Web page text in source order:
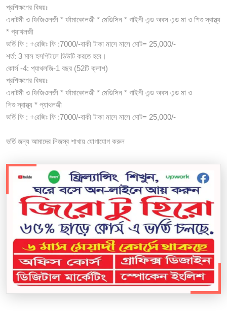
প্রশিক্ষণের বিষয়ঃ
এনাটমী ও ফিজিওলজী * র্ফামাকোলজী * মেডিসিন * গাইনী এন্ড অবস এন্ড মা ও শিশু স্বাস্থ্য
* প্যাথলজী
ভর্তি ফি : +রেজিঃ ফি :7000/-বাকী টাকা মাসে মাসে মোট= 25,000/-
শর্ত: 3 মাস হসপিটালে ডিউটি করতে হবে।
কোর্স -4: প্যাথলজি-1 বছর (52টি ক্লাশ)
প্রশিক্ষণের বিষয়ঃ
এনাটমী ও ফিজিওলজী * র্ফামাকোলজী * মেডিসিন * গাইনী এন্ড অবস এন্ড মা ও
শিশু স্বাস্থ্য * প্যাথলজী
ভর্তি ফি : +রেজিঃ ফি :7000/-বাকী টাকা মাসে মাসে মোট= 25,000/-
ভর্তি জন্য আমাদের নিজস্ব শাখায় যোগাযোগ করুন